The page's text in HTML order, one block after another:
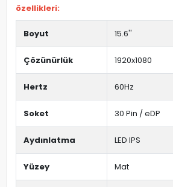
özellikleri:
Boyut 15.6''
Çözünürlük 1920x1080
Hertz 60Hz
Soket 30 Pin / eDP
Aydınlatma LED IPS
Yüzey Mat